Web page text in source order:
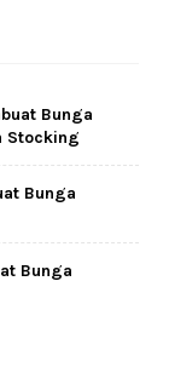
Bunga
Stocking
Bunga
Bunga